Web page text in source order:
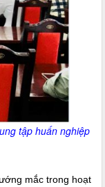
tập huấn nghiệp
mắc trong hoạt